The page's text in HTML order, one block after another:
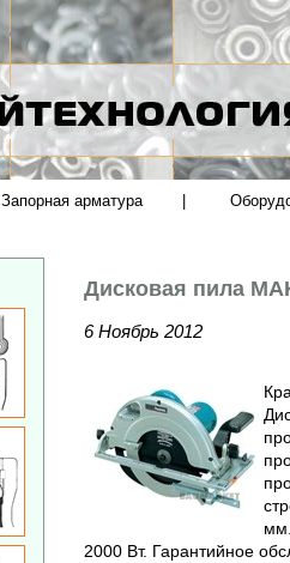
Запорная арматура
Дисковая пила
6 Ноябрь 2012
2000 Вт. Гарантийное